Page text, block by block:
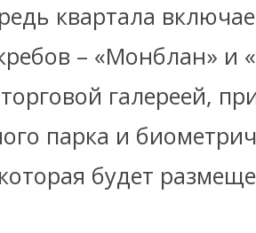
квартала
– «Монблан» и
галереей,
парка и
будет